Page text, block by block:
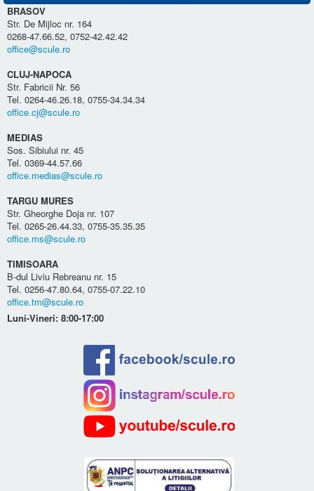
BRASOV
Str. De Mijloc nr. 164
0268-47.66.52, 0752-42.42.42
office@scule.ro
CLUJ-NAPOCA
Str. Fabricii Nr. 56
Tel. 0264-46.26.18, 0755-34.34.34
office.cj@scule.ro
MEDIAS
Sos. Sibiului nr. 45
Tel. 0369-44.57.66
office.medias@scule.ro
TARGU MURES
Str. Gheorghe Doja nr. 107
Tel. 0265-26.44.33, 0755-35.35.35
office.ms@scule.ro
TIMISOARA
B-dul Liviu Rebreanu nr. 15
Tel. 0256-47.80.64, 0755-07.22.10
office.tm@scule.ro
Luni-Vineri: 8:00-17:00